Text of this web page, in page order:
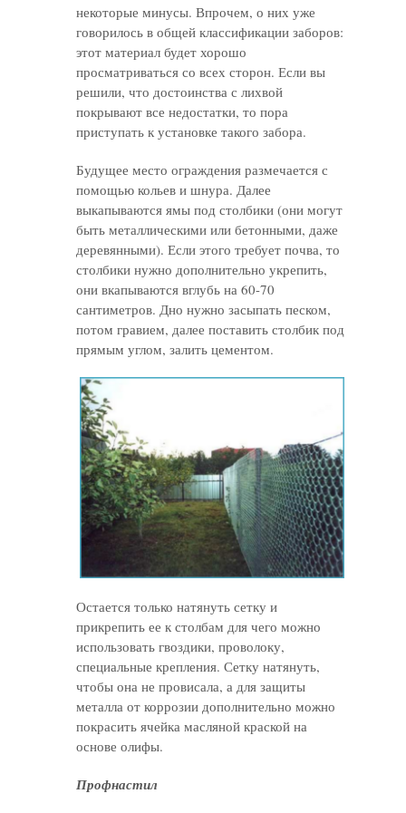
некоторые минусы. Впрочем, о них уже
говорилось в общей классификации заборов:
этот материал будет хорошо
просматриваться со всех сторон. Если вы
решили, что достоинства с лихвой
покрывают все недостатки, то пора
приступать к установке такого забора.
Будущее место ограждения размечается с
помощью кольев и шнура. Далее
выкапываются ямы под столбики (они могут
быть металлическими или бетонными, даже
деревянными). Если этого требует почва, то
столбики нужно дополнительно укрепить,
они вкапываются вглубь на 60-70
сантиметров. Дно нужно засыпать песком,
потом гравием, далее поставить столбик под
прямым углом, залить цементом.
Остается только натянуть сетку и
прикрепить ее к столбам для чего можно
использовать гвоздики, проволоку,
специальные крепления. Сетку натянуть,
чтобы она не провисала, а для защиты
металла от коррозии дополнительно можно
покрасить ячейка масляной краской на
основе олифы.
Профнастил